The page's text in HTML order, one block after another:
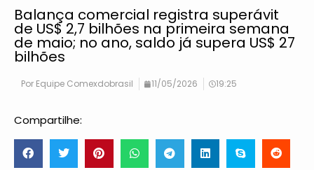
Balança comercial registra superávit
de US$ 2,7 bilhões na primeira semana
de maio; no ano, saldo já supera US$ 27
bilhões
Por Equipe Comexdobrasil 11/05/2026 19:25
Compartilhe: